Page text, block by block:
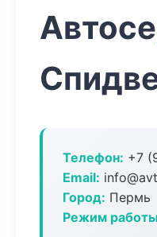
Телефон: +7
Email:
Город: Пермь
Режим